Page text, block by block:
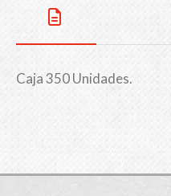
Caja 350 Unidades.